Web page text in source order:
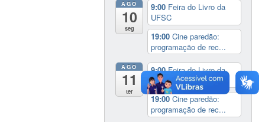
AGO
10
seg
9:00 Feira do Livro da
UFSC
19:00Cine paredão:
programação de rec...
AGO
11
ter
9:00Feira do Livro da
UFSC
19:00Cine paredão:
programação de rec...